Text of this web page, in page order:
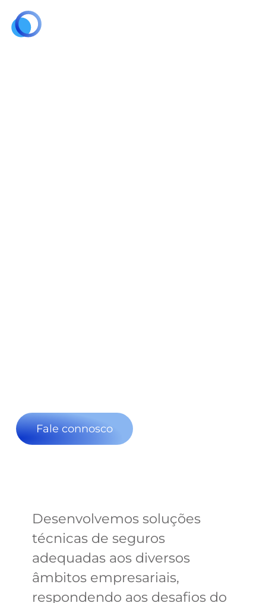
Fale connosco
Desenvolvemos soluções
técnicas de seguros
adequadas aos diversos
âmbitos empresariais,
respondendo aos desafios do